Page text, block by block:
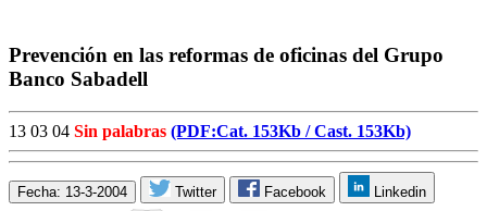
Prevención en las reformas de oficinas del Grupo
Banco Sabadell
13 03 04 Sin palabras (PDF:Cat. 153Kb /Cast. 153Kb)
Fecha: 13-3-2004 Twitter Facebook Linkedin